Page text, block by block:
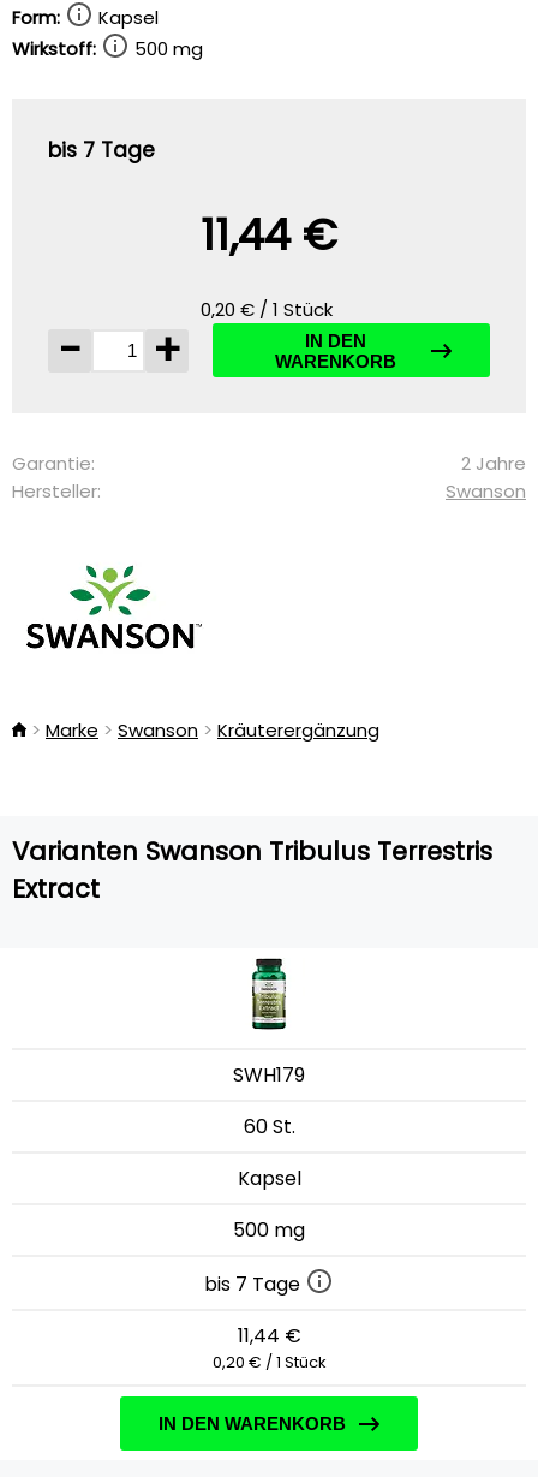
Form:
Kapsel
Wirkstoff:
500 mg
bis 7 Tage
11,44 €
0,20 € / 1 Stück
- +
IN DEN
WARENKORB
Garantie:
2 Jahre
Hersteller:
Swanson
Marke Swanson Kräuterergänzung
Varianten Swanson Tribulus Terrestris
Extract
SWH179
60 St.
Kapsel
500 mg
bis 7 Tage
11,44 €
0,20 € / 1 Stück
IN DEN WARENKORB